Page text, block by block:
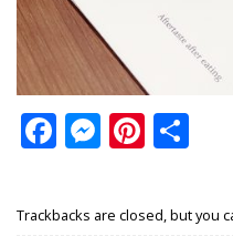
Facebook
Trackbacks are closed, but you